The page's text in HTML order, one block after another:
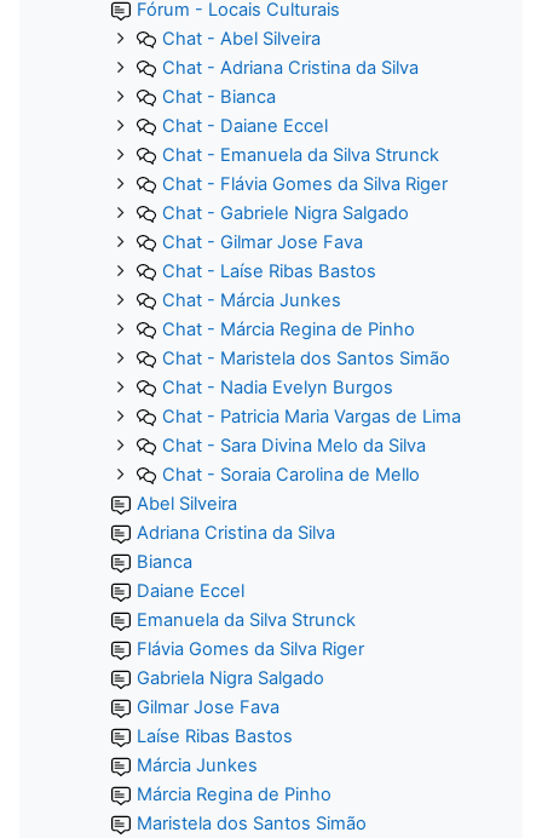
Fórum - Locais Culturais
Chat - Abel Silveira
Chat - Adriana Cristina da Silva
Chat - Bianca
Chat - Daiane Eccel
Chat - Emanuela da Silva Strunck
Chat - Flávia Gomes da Silva Riger
Chat - Gabriele Nigra Salgado
Chat - Gilmar Jose Fava
Chat - Laíse Ribas Bastos
Chat - Márcia Junkes
Chat - Márcia Regina de Pinho
Chat - Maristela dos Santos Simão
Chat - Nadia Evelyn Burgos
Chat - Patricia Maria Vargas de Lima
Chat - Sara Divina Melo da Silva
Chat - Soraia Carolina de Mello
Abel Silveira
Adriana Cristina da Silva
Bianca
Daiane Eccel
Emanuela da Silva Strunck
Flávia Gomes da Silva Riger
Gabriela Nigra Salgado
Gilmar Jose Fava
Laíse Ribas Bastos
Márcia Junkes
Márcia Regina de Pinho
Maristela dos Santos Simão